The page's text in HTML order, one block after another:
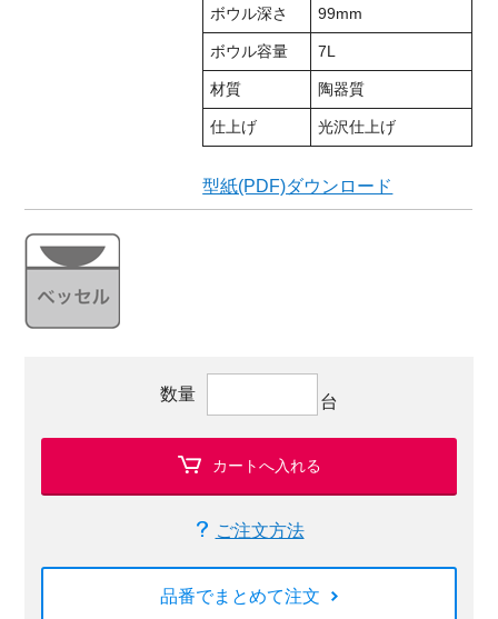
ボウル深さ 99mm
ボウル容量 7L
材質 陶器質
仕上げ 光沢仕上げ
型紙(PDF)ダウンロード
数量 台
カートへ入れる
ご注文方法
品番でまとめて注文